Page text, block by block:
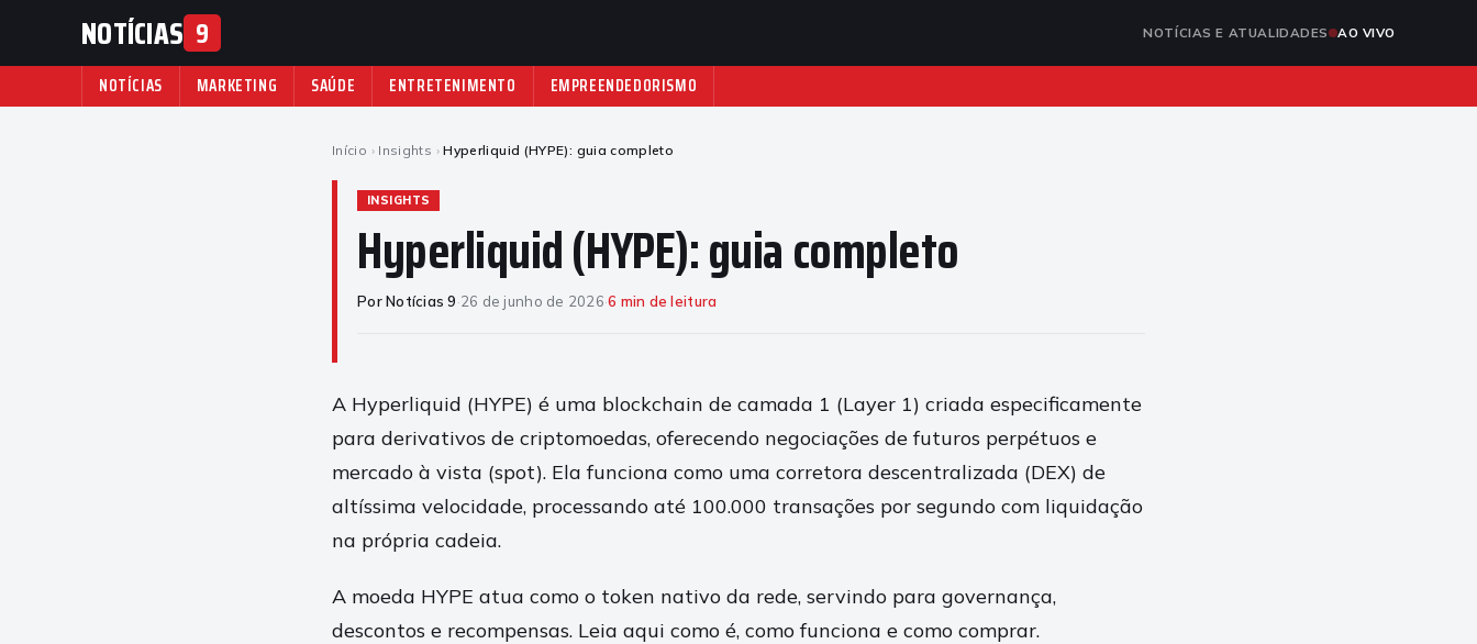
NOTÍCIAS 9 NOTÍCIAS E ATUALIDADES AO VIVO
NOTÍCIAS MARKETING SAÚDE ENTRETENIMENTO EMPREENDEDORISMO
Início › Insights › Hyperliquid (HYPE): guia completo
INSIGHTS
Hyperliquid (HYPE): guia completo
Por Notícias 9·26 de junho de 2026·6 min de leitura
A Hyperliquid (HYPE) é uma blockchain de camada 1 (Layer 1) criada especificamente
para derivativos de criptomoedas, oferecendo negociações de futuros perpétuos e
mercado à vista (spot). Ela funciona como uma corretora descentralizada (DEX) de
altíssima velocidade, processando até 100.000 transações por segundo com liquidação
na própria cadeia.
A moeda HYPE atua como o token nativo da rede, servindo para governança,
descontos e recompensas. Leia aqui como é, como funciona e como comprar.